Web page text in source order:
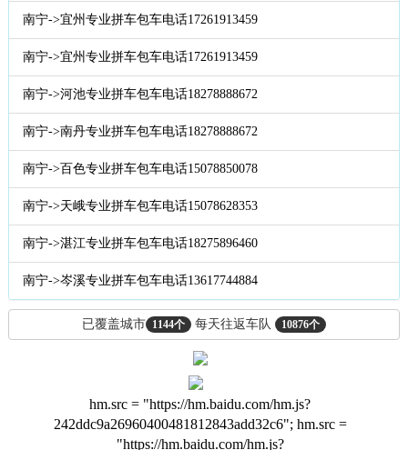
南宁->宜州专业拼车包车电话17261913459
南宁->宜州专业拼车包车电话17261913459
南宁->河池专业拼车包车电话18278888672
南宁->南丹专业拼车包车电话18278888672
南宁->百色专业拼车包车电话15078850078
南宁->天峨专业拼车包车电话15078628353
南宁->湛江专业拼车包车电话18275896460
南宁->岑溪专业拼车包车电话13617744884
已覆盖城市 1144个 每天往返车队 10876个
hm.src = "https://hm.baidu.com/hm.js?
242ddc9a26960400481812843add32c6"; hm.src =
"https://hm.baidu.com/hm.js?